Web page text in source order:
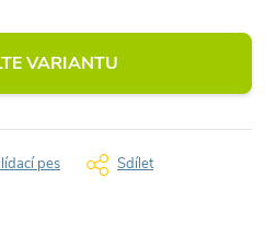
VARIANTU
pes Sdílet